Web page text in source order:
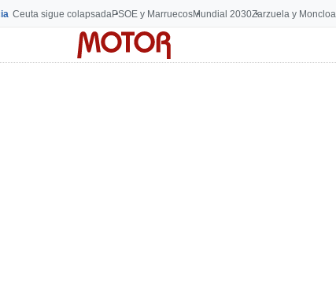
Ceuta sigue colapsadaPSOE y MarruecosMundial 2030Zarzuela y Moncloa